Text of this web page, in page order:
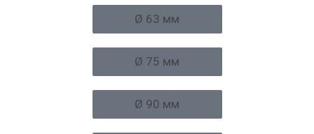
Ø 63 мм
Ø 75 мм
Ø 90 мм